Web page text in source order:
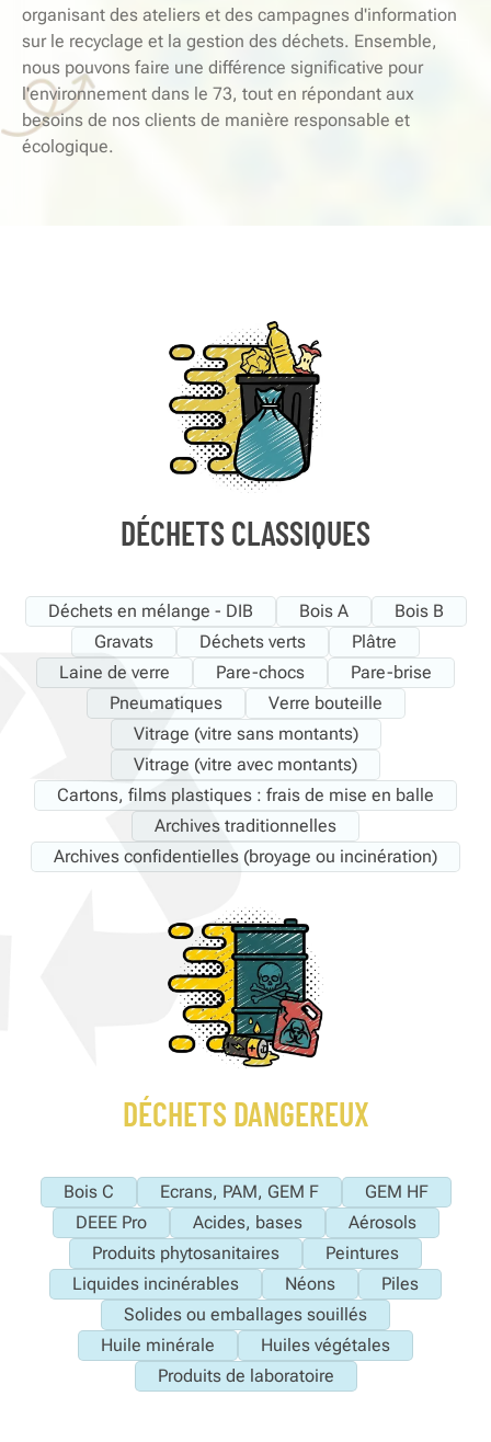
organisant des ateliers et des campagnes d'information
sur le recyclage et la gestion des déchets. Ensemble,
nous pouvons faire une différence significative pour
l'environnement dans le 73, tout en répondant aux
besoins de nos clients de manière responsable et
écologique.
DÉCHETS CLASSIQUES
Déchets en mélange - DIB Bois A
Bois B
Gravats
Déchets verts
Plâtre
Laine de verre
Pare-chocs
Pare-brise
Pneumatiques
Verre bouteille
Vitrage (vitre sans montants)
Vitrage (vitre avec montants)
Cartons, films plastiques : frais de mise en balle
Archives traditionnelles
Archives confidentielles (broyage ou incinération)
DÉCHETS DANGEREUX
Bois C Ecrans, PAM, GEM F
GEM HF
DEEE Pro
Acides, bases
Aérosols
Produits phytosanitaires
Peintures
Liquides incinérables
Néons
Piles
Solides ou emballages souillés
Huile minérale
Huiles végétales
Produits de laboratoire